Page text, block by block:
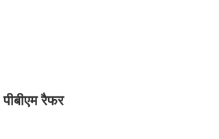
रैफर